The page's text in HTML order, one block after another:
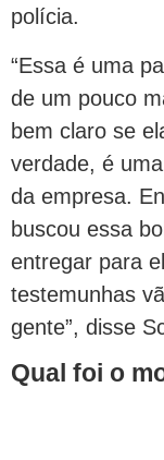
polícia.
“Essa é uma
de um pouco
bem claro se
verdade, é
da empresa.
buscou essa
entregar para
testemunhas
gente”, disse
Qual foi o